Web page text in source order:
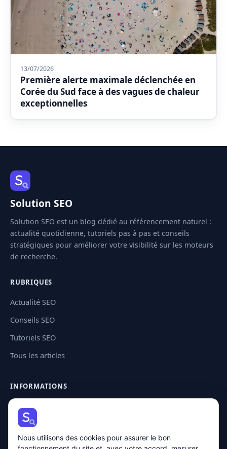
13/07/2026
Première alerte maximale déclenchée en
Corée du Sud face à des vagues de chaleur
exceptionnelles
Solution SEO
Solution SEO est un blog dédié au référencement naturel :
actualité quotidienne, tutoriels pas à pas et conseils
stratégiques pour améliorer votre visibilité sur les moteurs
de recherche.
RUBRIQUES
Actualité SEO
Conseils SEO
Tutoriels SEO
Tous les articles
INFORMATIONS
Contact
Plan de site
Mentions légales
Nous utilisons des cookies pour assurer le bon